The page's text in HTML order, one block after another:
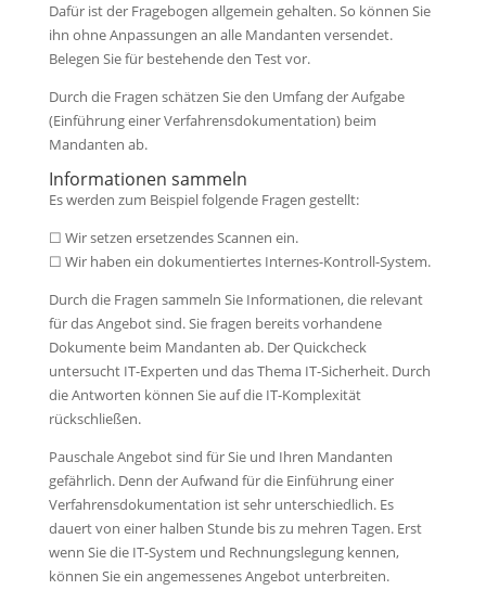
Dafür ist der Fragebogen allgemein gehalten. So können Sie
ihn ohne Anpassungen an alle Mandanten versendet.
Belegen Sie für bestehende den Test vor.
Durch die Fragen schätzen Sie den Umfang der Aufgabe
(Einführung einer Verfahrensdokumentation) beim
Mandanten ab.
Informationen sammeln
Es werden zum Beispiel folgende Fragen gestellt:
☐ Wir setzen ersetzendes Scannen ein.
☐ Wir haben ein dokumentiertes Internes-Kontroll-System.
Durch die Fragen sammeln Sie Informationen, die relevant
für das Angebot sind. Sie fragen bereits vorhandene
Dokumente beim Mandanten ab. Der Quickcheck
untersucht IT-Experten und das Thema IT-Sicherheit. Durch
die Antworten können Sie auf die IT-Komplexität
rückschließen.
Pauschale Angebot sind für Sie und Ihren Mandanten
gefährlich. Denn der Aufwand für die Einführung einer
Verfahrensdokumentation ist sehr unterschiedlich. Es
dauert von einer halben Stunde bis zu mehren Tagen. Erst
wenn Sie die IT-System und Rechnungslegung kennen,
können Sie ein angemessenes Angebot unterbreiten.